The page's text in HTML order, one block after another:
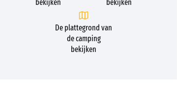
bekijken
bekijken
De plattegrond van
de camping
bekijken